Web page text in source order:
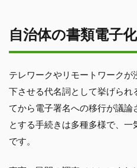
自治体の書類電子
テレワークやリモートワーク
下させる代名詞として挙げられ
てから電子署名への移行が議
とする手続きは多種多様で、
です。